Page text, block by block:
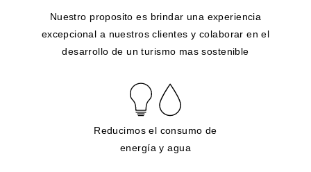
Nuestro proposito es brindar una experiencia
excepcional a nuestros clientes y colaborar en el
desarrollo de un turismo mas sostenible
Reducimos el consumo de
energía y agua